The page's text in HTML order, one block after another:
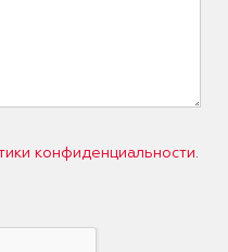
конфиденциальности.